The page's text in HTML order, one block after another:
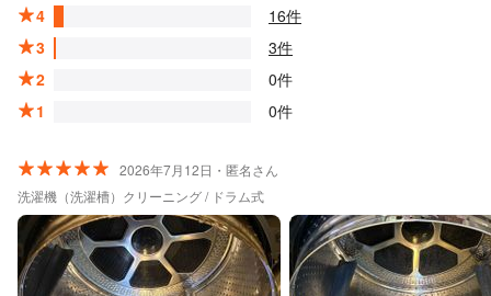
4
16件
3
3件
2
0件
1
0件
2026年7月12日・匿名さん
洗濯機（洗濯槽）クリーニング / ドラム式